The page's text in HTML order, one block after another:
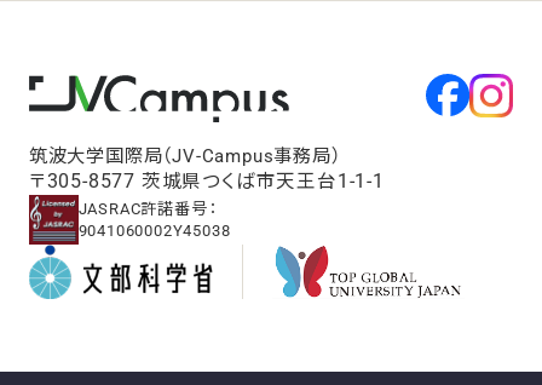
筑波大学国際局（JV-Campus事務局）
〒305-8577 茨城県つくば市天王台1-1-1
JASRAC許諾番号：
9041060002Y45038